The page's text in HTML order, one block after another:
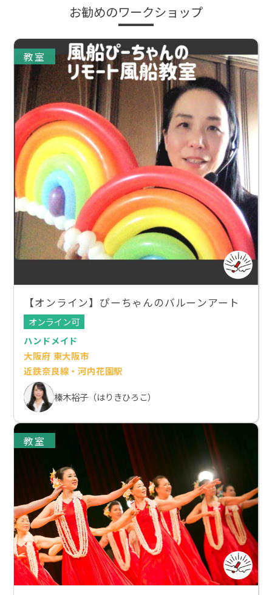
お勧めのワークショップ
教室
【オンライン】ぴーちゃんのバルーンアート
オンライン可
ハンドメイド
大阪府 東大阪市
近鉄奈良線・河内花園駅
榛木裕子（はりきひろこ）
教室